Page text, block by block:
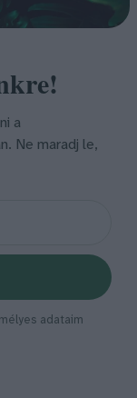
a
Ne maradj le,
adataim